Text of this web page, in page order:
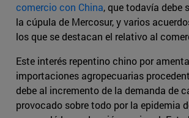
comercio con China, que todavía debe
la cúpula de Mercosur, y varios
los que se destacan el relativo al
Este interés repentino chino por
importaciones agropecuarias
debe al incremento de la demanda de
provocado sobre todo por la epidemia